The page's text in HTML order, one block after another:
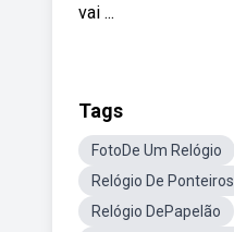
vai ...
Tags
FotoDe Um Relógio
Relógio De Ponteiros
Relógio DePapelão